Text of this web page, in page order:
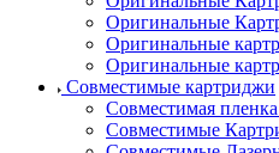
Оригинальные
Оригинальные
Оригинальные
Совместимые картриджи
Совместимая
Совместимые